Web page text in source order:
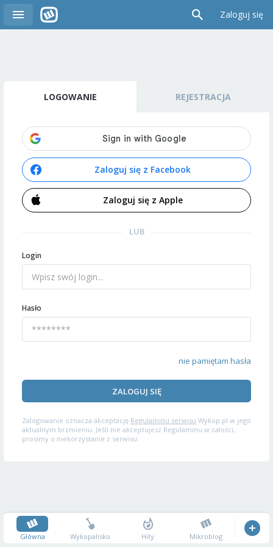
Zaloguj się
LOGOWANIE REJESTRACJA
Zaloguj się z Facebook
Zaloguj się z Apple
LUB
Login
Hasło
nie pamiętam hasła
ZALOGUJ SIĘ
Zalogowanie oznacza akceptację Regulaminu serwisu Wykop.pl w jego
aktualnym brzmieniu. Jeśli nie akceptujesz Regulaminu w całości,
prosimy o niekorzystanie z serwisu.
Główna Wykopalisko Hity Mikroblog